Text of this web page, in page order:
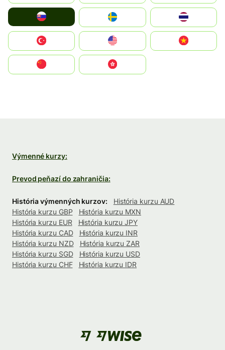
United States
中國香港特別行政區
Výmenné kurzy:
Prevod peňazí do zahraničia:
História výmenných kurzov:
História kurzu AUD
História kurzu GBP
História kurzu MXN
História kurzu EUR
História kurzu JPY
História kurzu CAD
História kurzu INR
História kurzu NZD
História kurzu ZAR
História kurzu SGD
História kurzu USD
História kurzu CHF
História kurzu IDR